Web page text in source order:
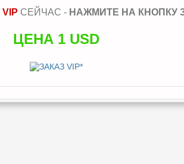
VIP СЕЙЧАС - НАЖМИТЕ НА КНОПКУ
ЦЕНА 1 USD